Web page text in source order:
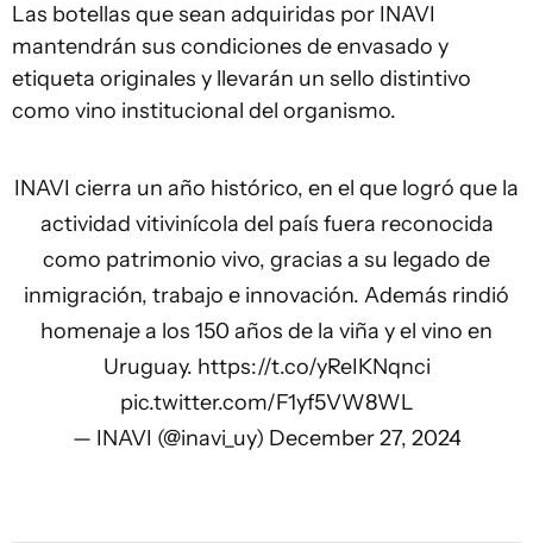
Las botellas que sean adquiridas por INAVI
mantendrán sus condiciones de envasado y
etiqueta originales y llevarán un sello distintivo
como vino institucional del organismo.
INAVI cierra un año histórico, en el que logró que la
actividad vitivinícola del país fuera reconocida
como patrimonio vivo, gracias a su legado de
inmigración, trabajo e innovación. Además rindió
homenaje a los 150 años de la viña y el vino en
Uruguay. https://t.co/yReIKNqnci
pic.twitter.com/F1yf5VW8WL
— INAVI (@inavi_uy) December 27, 2024